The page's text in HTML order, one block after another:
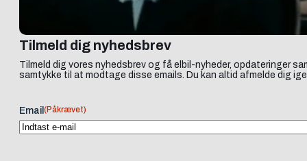
Tilmeld dig nyhedsbrev
Tilmeld dig vores nyhedsbrev og få elbil-nyheder, opdateringer
samtykke til at modtage disse emails. Du kan altid afmelde dig
Email (Påkrævet)